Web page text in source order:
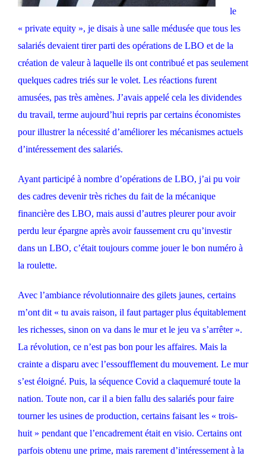
le
« private equity », je disais à une salle médusée que tous les
salariés devaient tirer parti des opérations de LBO et de la
création de valeur à laquelle ils ont contribué et pas seulement
quelques cadres triés sur le volet. Les réactions furent
amusées, pas très amènes. J’avais appelé cela les dividendes
du travail, terme aujourd’hui repris par certains économistes
pour illustrer la nécessité d’améliorer les mécanismes actuels
d’intéressement des salariés.
Ayant participé à nombre d’opérations de LBO, j’ai pu voir
des cadres devenir très riches du fait de la mécanique
financière des LBO, mais aussi d’autres pleurer pour avoir
perdu leur épargne après avoir faussement cru qu’investir
dans un LBO, c’était toujours comme jouer le bon numéro à
la roulette.
Avec l’ambiance révolutionnaire des gilets jaunes, certains
m’ont dit « tu avais raison, il faut partager plus équitablement
les richesses, sinon on va dans le mur et le jeu va s’arrêter ».
La révolution, ce n’est pas bon pour les affaires. Mais la
crainte a disparu avec l’essoufflement du mouvement. Le mur
s’est éloigné. Puis, la séquence Covid a claquemuré toute la
nation. Toute non, car il a bien fallu des salariés pour faire
tourner les usines de production, certains faisant les « trois-
huit » pendant que l’encadrement était en visio. Certains ont
parfois obtenu une prime, mais rarement d’intéressement à la